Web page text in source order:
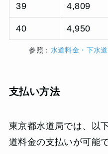
39 4,809
40 4,950
参照： 水道料金・下水
支払い方法
東京都水道局では、以
道料金の支払いが可能で